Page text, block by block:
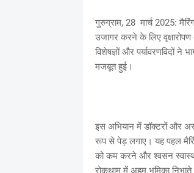
गुरुग्राम, 28 मार्च 2025:
उजागर करने के लिए
विशेषज्ञों और पर्यावरणविदों ने
मजबूत हुई।
इस अभियान में डॉक्टरों और
रूप से पेड़ लगाए। यह पहल
को कम करने और श्वसन
रोकथाम में अहम भूमिका निभाते